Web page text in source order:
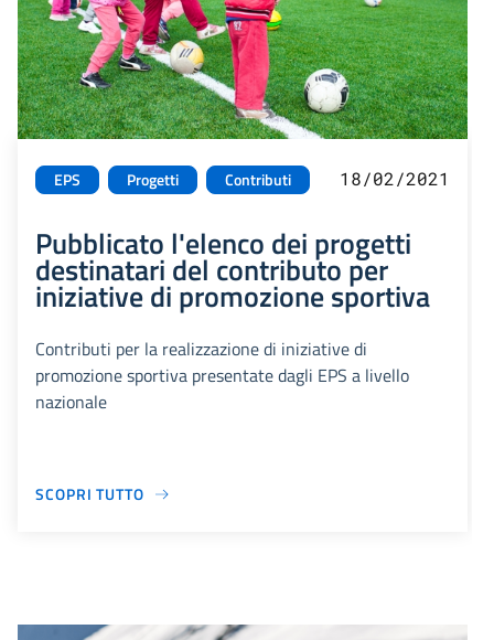
EPS Progetti Contributi 18/02/2021
Pubblicato l'elenco dei progetti
destinatari del contributo per
iniziative di promozione sportiva
Contributi per la realizzazione di iniziative di
promozione sportiva presentate dagli EPS a livello
nazionale
SCOPRI TUTTO